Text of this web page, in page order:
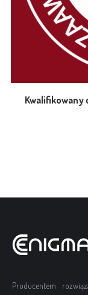
Kwalifikowany
Producentem